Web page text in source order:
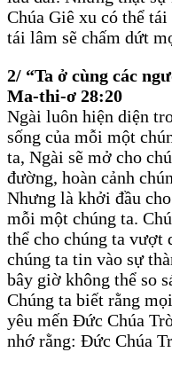
Chúa Giê xu có thể
tái lâm sẽ chấm dứt
2/ “Ta ở cùng các
Ma-thi-ơ 28:20
Ngài luôn hiện diện
sống của mỗi một
ta, Ngài sẽ mở cho
đường, hoàn cảnh
Nhưng là khởi đầu
mỗi một chúng ta.
thể cho chúng ta vượt
chúng ta tin vào sự
bây giờ không thể so
Chúng ta biết rằng
yêu mến Đức Chúa
nhớ rằng: Đức Chúa